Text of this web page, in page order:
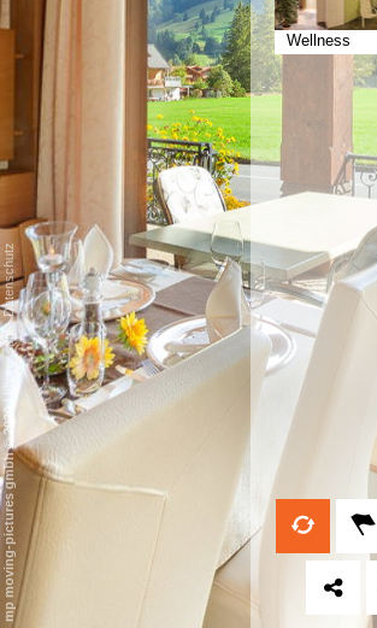
Wellness
mp moving-pictures gmbh © 2020
Impressum
-
Datenschutz